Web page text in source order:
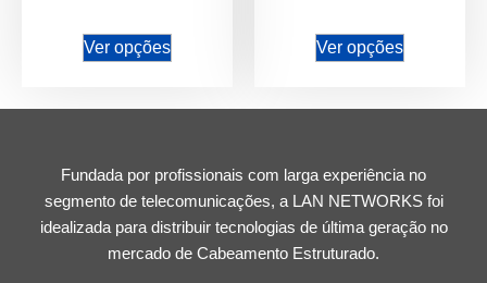
Ver opções Ver opções
Fundada por profissionais com larga experiência no
segmento de telecomunicações, a LAN NETWORKS foi
idealizada para distribuir tecnologias de última geração no
mercado de Cabeamento Estruturado.